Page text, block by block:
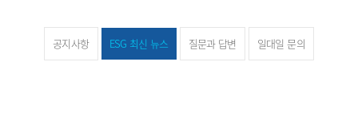
공지사항 ESG 최신 뉴스 질문과 답변 일대일 문의